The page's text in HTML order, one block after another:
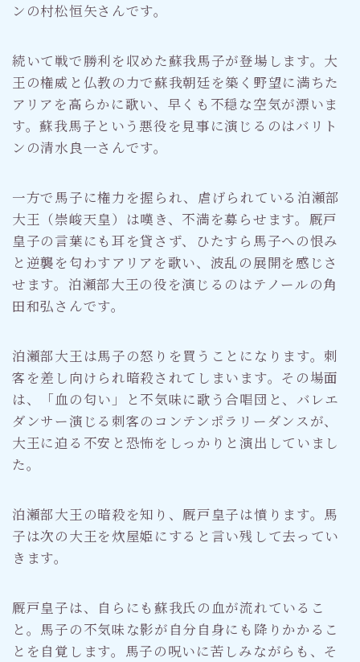
ンの村松恒矢さんです。
続いて戦で勝利を収めた蘇我馬子が登場します。大
王の権威と仏教の力で蘇我朝廷を築く野望に満ちた
アリアを高らかに歌い、早くも不穏な空気が漂いま
す。蘇我馬子という悪役を見事に演じるのはバリト
ンの清水良一さんです。
一方で馬子に権力を握られ、虐げられている泊瀬部
大王（崇峻天皇）は嘆き、不満を募らせます。厩戸
皇子の言葉にも耳を貸さず、ひたすら馬子への恨み
と逆襲を匂わすアリアを歌い、波乱の展開を感じさ
せます。泊瀬部大王の役を演じるのはテノールの角
田和弘さんです。
泊瀬部大王は馬子の怒りを買うことになります。刺
客を差し向けられ暗殺されてしまいます。その場面
は、「血の匂い」と不気味に歌う合唱団と、バレエ
ダンサー演じる刺客のコンテンポラリーダンスが、
大王に迫る不安と恐怖をしっかりと演出していまし
た。
泊瀬部大王の暗殺を知り、厩戸皇子は憤ります。馬
子は次の大王を炊屋姫にすると言い残して去ってい
きます。
厩戸皇子は、自らにも蘇我氏の血が流れているこ
と。馬子の不気味な影が自分自身にも降りかかるこ
とを自覚します。馬子の呪いに苦しみながらも、そ